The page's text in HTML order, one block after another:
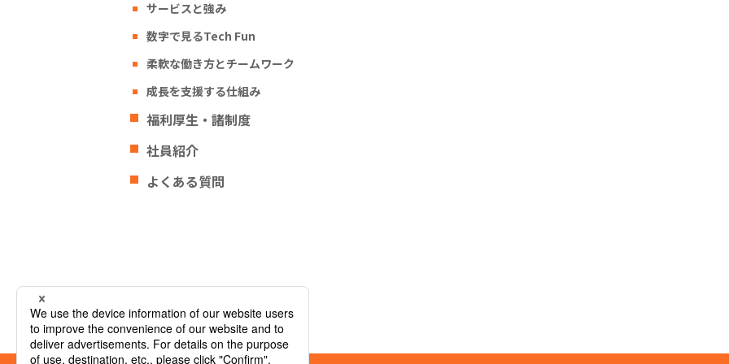
サービスと強み
数字で見るTech Fun
柔軟な働き方とチームワーク
成長を支援する仕組み
福利厚生・諸制度
社員紹介
よくある質問